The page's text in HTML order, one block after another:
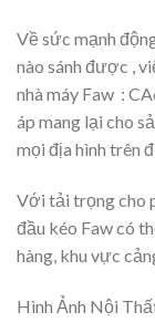
Về sức mạnh
nào sánh được ,
nhà máy Faw :
áp mang lại cho
mọi địa hình trên
Với tải trọng cho
đầu kéo Faw có
hàng, khu vực
Hình Ảnh Nội